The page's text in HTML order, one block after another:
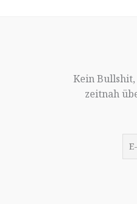
Kein
zeitnah